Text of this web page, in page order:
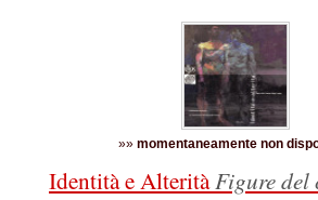
»» momentaneamente non
Identità e AlteritàFigure del